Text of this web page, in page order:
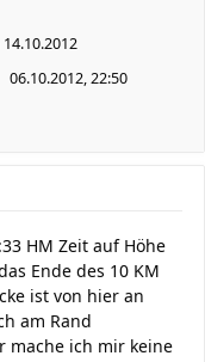
06.10.2012, 22:50
HM Zeit auf Höhe
Ende des 10 KM
ist von hier an
am Rand
mache ich mir keine